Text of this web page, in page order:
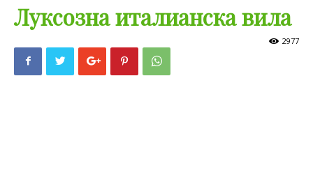
Луксозна италианска вила
2977